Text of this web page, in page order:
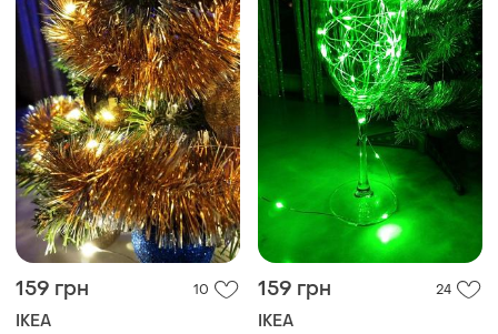
159 грн 10
IKEA
159 грн 24
IKEA